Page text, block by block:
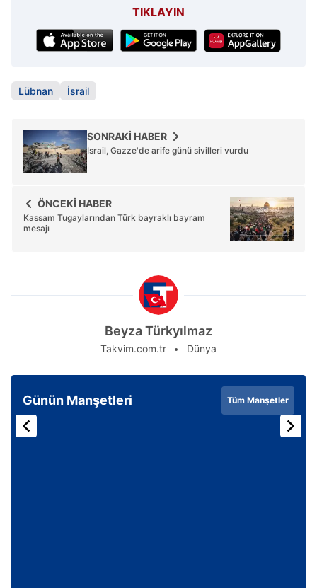
TIKLAYIN
Lübnan İsrail
SONRAKİ HABER
İsrail, Gazze'de arife günü sivilleri vurdu
ÖNCEKİ HABER
Kassam Tugaylarından Türk bayraklı bayram
mesajı
Beyza Türkyılmaz
Takvim.com.tr Dünya
Günün Manşetleri Tüm Manşetler